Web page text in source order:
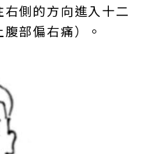
側的方向進入十二
部偏右痛）。